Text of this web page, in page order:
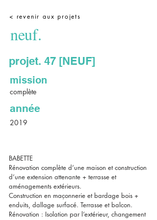
< revenir aux projets
neuf.
projet. 47 [NEUF]
mission
complète
année
2019
BABETTE
Rénovation complète d’une maison et construction
d’une extension attenante + terrasse et
aménagements extérieurs.
Construction en maçonnerie et bardage bois +
enduits, dallage surfacé. Terrasse et balcon.
Rénovation : Isolation par l’extérieur, changement